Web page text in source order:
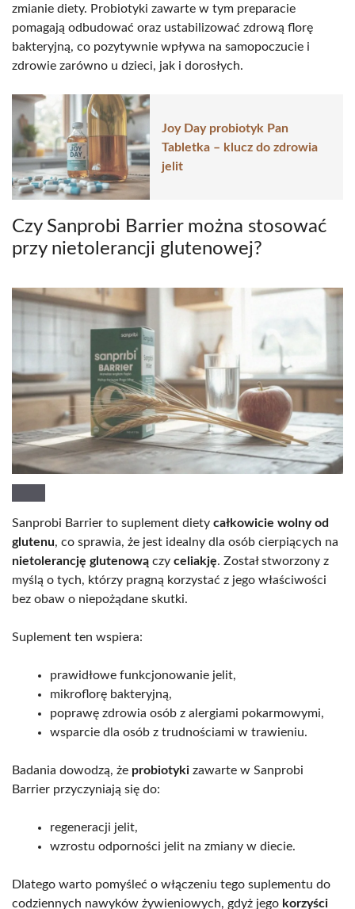
zmianie diety. Probiotyki zawarte w tym preparacie
pomagają odbudować oraz ustabilizować zdrową florę
bakteryjną, co pozytywnie wpływa na samopoczucie i
zdrowie zarówno u dzieci, jak i dorosłych.
Joy Day probiotyk Pan
Tabletka – klucz do zdrowia
jelit
Czy Sanprobi Barrier można stosować
przy nietolerancji glutenowej?
Sanprobi Barrier to suplement diety całkowicie wolny od
glutenu, co sprawia, że jest idealny dla osób cierpiących na
nietolerancję glutenową czy celiakję. Został stworzony z
myślą o tych, którzy pragną korzystać z jego właściwości
bez obaw o niepożądane skutki.
Suplement ten wspiera:
prawidłowe funkcjonowanie jelit,
mikroflorę bakteryjną,
poprawę zdrowia osób z alergiami pokarmowymi,
wsparcie dla osób z trudnościami w trawieniu.
Badania dowodzą, że probiotyki zawarte w Sanprobi
Barrier przyczyniają się do:
regeneracji jelit,
wzrostu odporności jelit na zmiany w diecie.
Dlatego warto pomyśleć o włączeniu tego suplementu do
codziennych nawyków żywieniowych, gdyż jego korzyści